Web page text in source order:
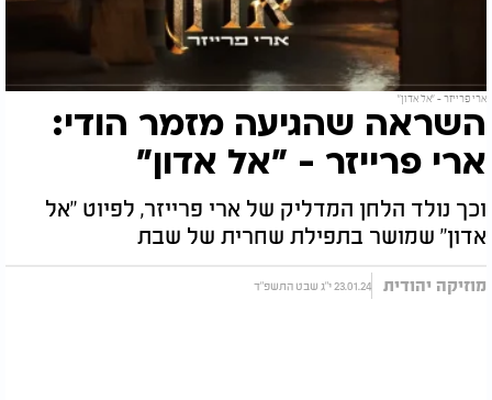
ארי פרייזר - "אל אדון"
השראה שהגיעה מזמר הודי:
ארי פרייזר - "אל אדון"
וכך נולד הלחן המדליק של ארי פרייזר, לפיוט "אל
אדון" שמושר בתפילת שחרית של שבת
מוזיקה יהודית 23.01.24 י"ג שבט התשפ"ד